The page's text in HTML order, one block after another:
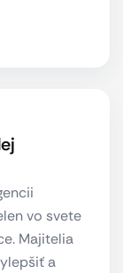
vo svete
Majitelia
a